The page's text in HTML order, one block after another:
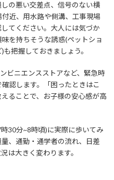
の悪い交差点、信号のない横
近、用水路や側溝、工事現場
てください。大人には気づか
を持ちそうな誘惑(ペットショ
把握しておきましょう。
ビニエンスストアなど、緊急時
認します。「困ったときはこ
ることで、お子様の安心感が高
30分~8時頃)に実際に歩いてみ
、通勤・通学者の流れ、日差
は大きく変わります。